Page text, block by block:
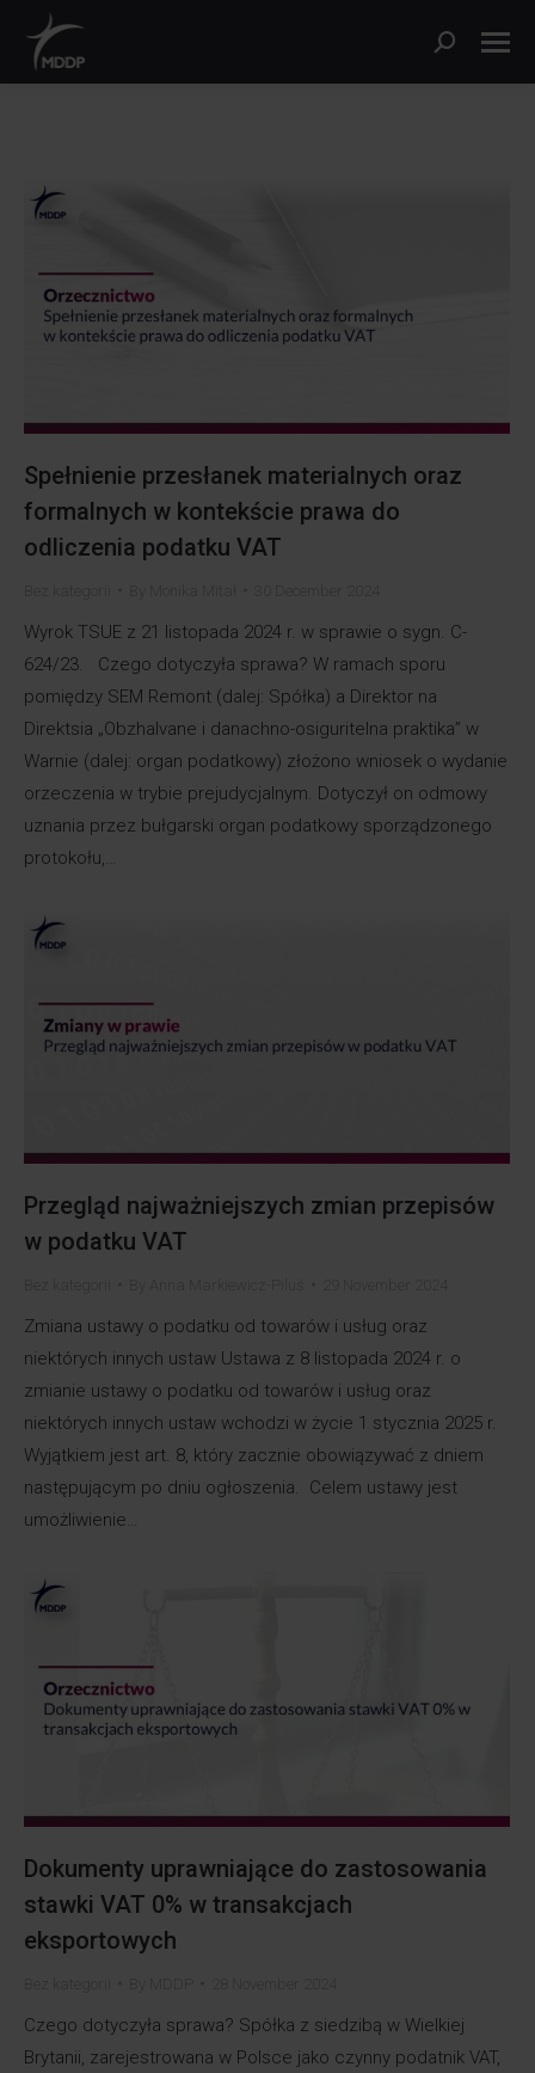
Search:
Spełnienie przesłanek materialnych oraz
formalnych w kontekście prawa do
odliczenia podatku VAT
Wyrok TSUE z 21 listopada 2024 r. w sprawie o sygn. C-
624/23. Czego dotyczyła sprawa? W ramach sporu
pomiędzy SEM Remont (dalej: Spółka) a Direktor na
Direktsia „Obzhalvane i danachno-osiguritelna praktika” w
Warnie (dalej: organ podatkowy) złożono wniosek o wydanie
orzeczenia w trybie prejudycjalnym. Dotyczył on odmowy
uznania przez bułgarski organ podatkowy sporządzonego
protokołu,…
Przegląd najważniejszych zmian przepisów
w podatku VAT
Zmiana ustawy o podatku od towarów i usług oraz
niektórych innych ustaw Ustawa z 8 listopada 2024 r. o
zmianie ustawy o podatku od towarów i usług oraz
niektórych innych ustaw wchodzi w życie 1 stycznia 2025 r.
Wyjątkiem jest art. 8, który zacznie obowiązywać z dniem
następującym po dniu ogłoszenia. Celem ustawy jest
umożliwienie…
Dokumenty uprawniające do zastosowania
stawki VAT 0% w transakcjach
eksportowych
Czego dotyczyła sprawa? Spółka z siedzibą w Wielkiej
Brytanii, zarejestrowana w Polsce jako czynny podatnik VAT,